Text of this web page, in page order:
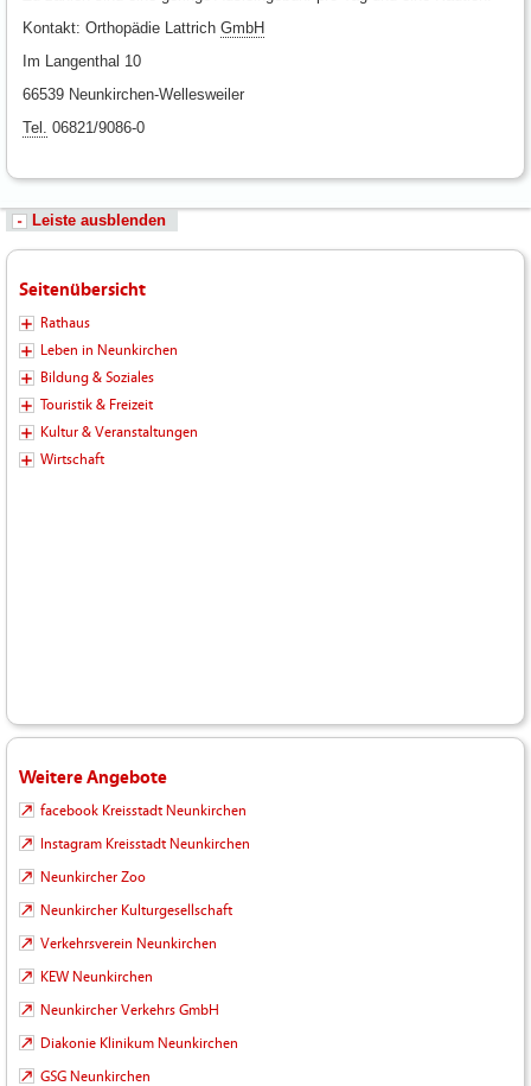
Kontakt: Orthopädie Lattrich GmbH
Im Langenthal 10
66539 Neunkirchen-Wellesweiler
Tel. 06821/9086-0
Leiste ausblenden
Seitenübersicht
Rathaus
Leben in Neunkirchen
Bildung & Soziales
Touristik & Freizeit
Kultur & Veranstaltungen
Wirtschaft
Weitere Angebote
facebook Kreisstadt Neunkirchen
Instagram Kreisstadt Neunkirchen
Neunkircher Zoo
Neunkircher Kulturgesellschaft
Verkehrsverein Neunkirchen
KEW Neunkirchen
Neunkircher Verkehrs GmbH
Diakonie Klinikum Neunkirchen
GSG Neunkirchen